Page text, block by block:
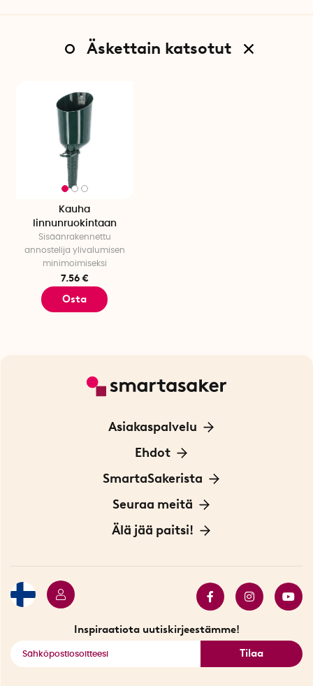
Äskettain katsotut
Kauha
linnunruokintaan
Sisäänrakennettu
annostelija ylivalumisen
minimoimiseksi
7.56 €
Osta
Asiakaspalvelu
Ota yhteyttä
Ehdot
Tietoa evästeistä
Yksityisyydensuoja
Sopimusehdot
SmartaSakerista
Meistä
Myymälä Tukholmassa
Seuraa meitä
Innovaattoriblogi
Älä jää paitsi!
Inspiraatiota uutiskirjeestämme!
Tilaa